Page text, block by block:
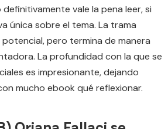
vale la pena leer, si
única sobre el tema. La trama
pero termina de manera
La profundidad con la que se
es impresionante, dejando
mucho ebook qué reflexionar.